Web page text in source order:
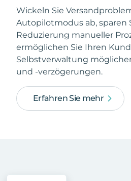
Wickeln Sie
Autopilotmodus ab, sparen
Reduzierung manueller
ermöglichen Sie Ihren
Selbstverwaltung
und -verzögerungen.
Erfahren Sie mehr